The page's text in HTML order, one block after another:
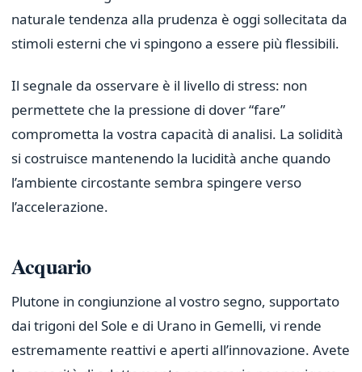
naturale tendenza alla prudenza è oggi sollecitata da
stimoli esterni che vi spingono a essere più flessibili.
Il segnale da osservare è il livello di stress: non
permettete che la pressione di dover “fare”
comprometta la vostra capacità di analisi. La solidità
si costruisce mantenendo la lucidità anche quando
l’ambiente circostante sembra spingere verso
l’accelerazione.
Acquario
Plutone in congiunzione al vostro segno, supportato
dai trigoni del Sole e di Urano in Gemelli, vi rende
estremamente reattivi e aperti all’innovazione. Avete